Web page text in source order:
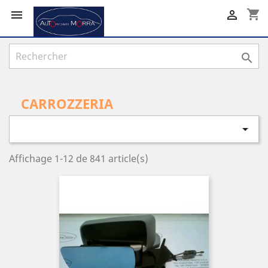
 shopping_cart


CARROZZERIA

Affichage 1-12 de 841 article(s)